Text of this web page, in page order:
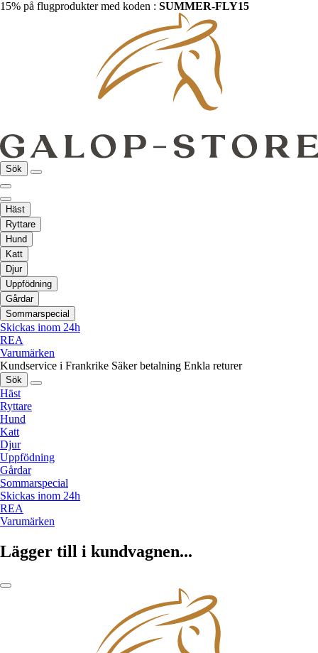
15% på flugprodukter med koden : SUMMER-FLY15
Sök
Häst
Ryttare
Hund
Katt
Djur
Uppfödning
Gårdar
Sommarspecial
Skickas inom 24h
REA
Varumärken
Kundservice i Frankrike Säker betalning Enkla returer
Sök
Häst
Ryttare
Hund
Katt
Djur
Uppfödning
Gårdar
Sommarspecial
Skickas inom 24h
REA
Varumärken
Lägger till i kundvagnen...